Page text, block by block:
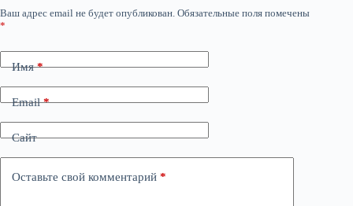
Ваш адрес email не будет опубликован. Обязательные поля помечены
*
Имя*
Email*
Сайт
Оставьте свой комментарий *